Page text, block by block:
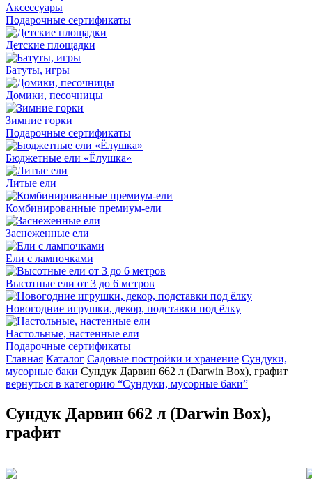
Аксессуары
Подарочные сертификаты
Детские площадки
Батуты, игры
Домики, песочницы
Зимние горки
Подарочные сертификаты
Бюджетные ели «Ёлушка»
Литые ели
Комбинированные премиум-ели
Заснеженные ели
Ели с лампочками
Высотные ели от 3 до 6 метров
Новогодние игрушки, декор, подставки под ёлку
Настольные, настенные ели
Подарочные сертификаты
Главная Каталог Садовые постройки и хранение Сундуки,
мусорные баки Сундук Дарвин 662 л (Darwin Box), графит
вернуться в категорию “Сундуки, мусорные баки”
Сундук Дарвин 662 л (Darwin Box),
графит